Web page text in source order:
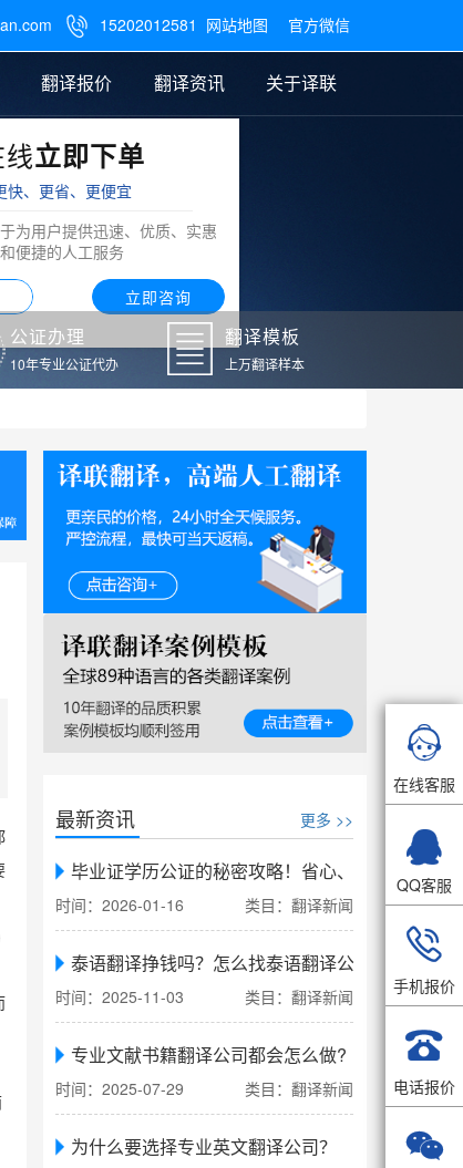
 15202012581 网站地图 官方微信
翻译报价
笔译翻译报价
翻译资讯
公证样本
关于译联
立即下单
快、更省、更便宜
为用户提供迅速、优质、实惠
和便捷的人工服务
立即咨询
公证办理
10年专业公证代办
翻译模板
上万翻译样本
最新资讯 更多 >>
毕业证学历公证的秘密攻略！省心、省力、省时
时间：2026-01-16 类目：翻译新闻
泰语翻译挣钱吗？怎么找泰语翻译公司翻译
时间：2025-11-03 类目：翻译新闻
专业文献书籍翻译公司都会怎么做?
时间：2025-07-29 类目：翻译新闻
为什么要选择专业英文翻译公司？

在线客服

QQ客服

手机报价

电话报价
